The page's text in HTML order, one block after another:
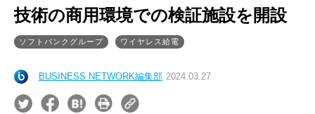
技術の商用環境での検証施設を開設
ソフトバンクグループ ワイヤレス給電
BUSINESS NETWORK編集部 2024.03.27